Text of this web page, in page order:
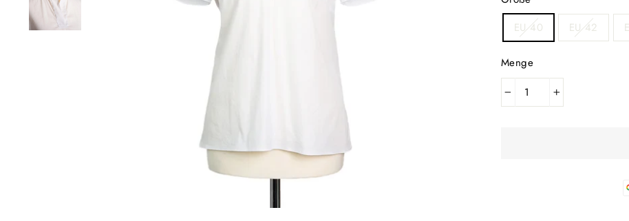
EU 40
EU 42
Menge
+